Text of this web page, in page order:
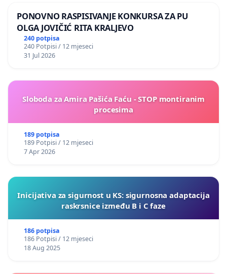
PONOVNO RASPISIVANJE KONKURSA ZA PU
OLGA JOVIČIĆ RITA KRALJEVO
240 potpisa
240 Potpisi / 12 mjeseci
31 Jul 2026
Sloboda za Amira Pašića Faću - STOP montiranim
procesima
189 potpisa
189 Potpisi / 12 mjeseci
7 Apr 2026
Inicijativa za sigurnost u KS: sigurnosna adaptacija
raskrsnice između B i C faze
186 potpisa
186 Potpisi / 12 mjeseci
18 Aug 2025